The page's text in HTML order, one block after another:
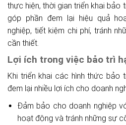
thực hiện, thời gian triển khai bảo
góp phần đem lại hiệu quả
nghiệp, tiết kiệm chi phí, tránh
cần thiết.
Lợi ích trong việc bảo trì
Khi triển khai các hình thức bảo
đem lại nhiều lợi ích cho doanh
Đảm bảo cho doanh nghiệp
hoạt động và tránh những sự